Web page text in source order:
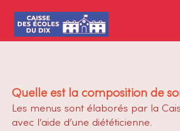
Quelle est la composition de
Les menus sont élaborés par la
avec l’aide d’une diététicienne.